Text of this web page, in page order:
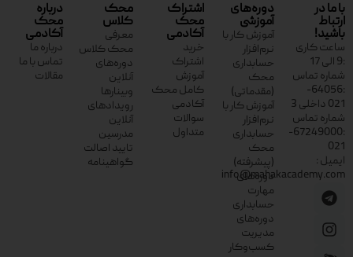
با ما در
ارتباط
باشید!
ساعت کاری
:9 الی 17
شماره تماس
:64056-
021 داخلی 3
شماره تماس
:67249000-
021
ایمیل :
info@mahakacademy.com
دوره‌های
آموزشی
آموزش کار با
نرم‌افزار
حسابداری
محک
(مقدماتی)
آموزش کار با
نرم‌افزار
حسابداری
محک
(پیشرفته)
دوره‌های
مهارت
حسابداری
دوره‌های
مدیریت
کسب‌وکار
اشتراک
محک
آکادمی
خرید
اشتراک
آموزش
کامل محک
آکادمی
سوالات
متداول
محک
کلاس
معرفی
محک کلاس
دوره‌های
آنلاین
وبینارها
رویدادهای
آنلاین
مدرسین
تایید اصالت
گواهینامه
درباره
محک
آکادمی
درباره ما
تماس با ما
مقالات